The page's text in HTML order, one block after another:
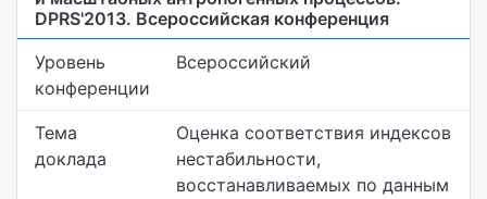
DPRS'2013. Всероссийская конференция
Уровень
конференции
Всероссийский
Тема
доклада
Оценка соответствия индексов
нестабильности,
восстанавливаемых по данным